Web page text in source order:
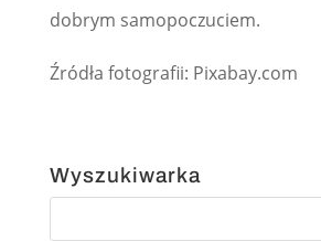
dobrym samopoczuciem.
Źródła fotografii: Pixabay.com
Wyszukiwarka